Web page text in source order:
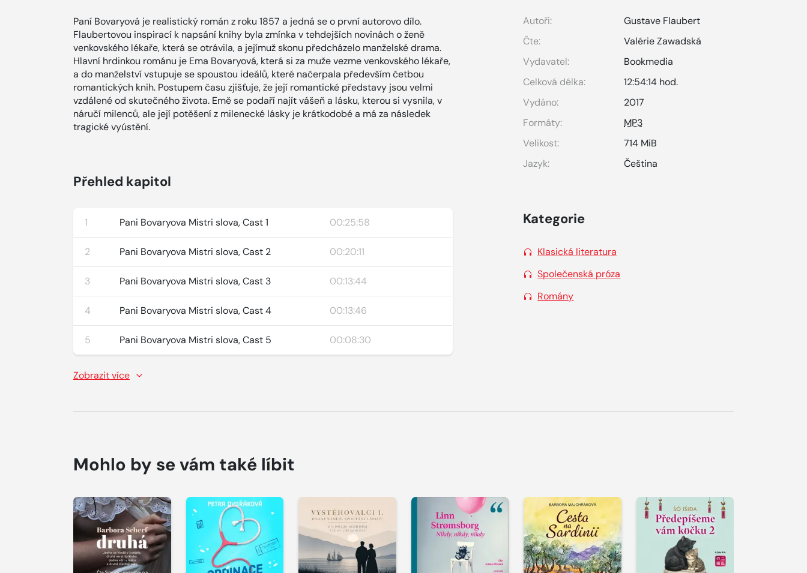
Paní Bovaryová je realistický román z roku 1857 a jedná se o první autorovo dílo.
Flaubertovou inspirací k napsání knihy byla zmínka v tehdejších novinách o ženě
venkovského lékaře, která se otrávila, a jejímuž skonu předcházelo manželské drama.
Hlavní hrdinkou románu je Ema Bovaryová, která si za muže vezme venkovského lékaře,
a do manželství vstupuje se spoustou ideálů, které načerpala především četbou
romantických knih. Postupem času zjišťuje, že její romantické představy jsou velmi
vzdálené od skutečného života. Emě se podaří najít vášeň a lásku, kterou si vysnila, v
náručí milenců, ale její potěšení z milenecké lásky je krátkodobé a má za následek
tragické vyústění.
Přehled kapitol
1 Pani Bovaryova Mistri slova, Cast 1 00:25:58
2 Pani Bovaryova Mistri slova, Cast 2 00:20:11
3 Pani Bovaryova Mistri slova, Cast 3 00:13:44
4 Pani Bovaryova Mistri slova, Cast 4 00:13:46
5 Pani Bovaryova Mistri slova, Cast 5 00:08:30
Zobrazit více
Autoři:
Gustave Flaubert
Čte:
Valérie Zawadská
Vydavatel:
Bookmedia
Celková délka:
12:54:14 hod.
Vydáno:
2017
Formáty:
MP3
Velikost:
714 MiB
Jazyk:
Čeština
Kategorie
Klasická literatura
Společenská próza
Romány
Mohlo by se vám také líbit
Přehrát
ukázku
Přehrát
ukázku
Přehrát
ukázku
Přehrát
ukázku
Přehrát
ukázku
Přehrát
ukázku